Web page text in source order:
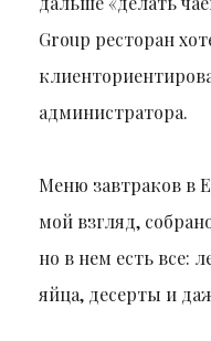
Group ресторан
администратора.
Меню завтраков в
мой взгляд,
но в нем есть все:
яйца, десерты и